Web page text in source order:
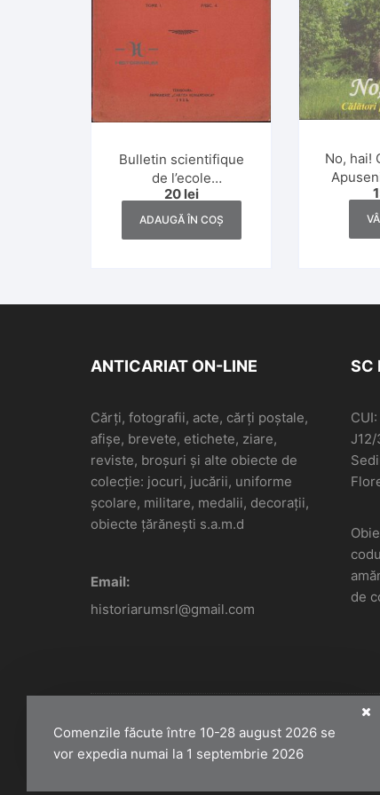
Comenzile făcute între 10-28 august 2026 se
vor expedia numai la 1 septembrie 2026
Bulletin scientifique
de l’ecole
polytechnique de
Timișoara, numerele
20 lei
ADAUGĂ ÎN COȘ
No, hai!
Vlad
Liviu
ANTICARIAT ON-LINE
Cărți, fotografii, acte, cărți poștale,
afișe, brevete, etichete, ziare,
reviste, broșuri și alte obiecte de
colecție: jocuri, jucării, uniforme
școlare, militare, medalii, decorații,
obiecte țărănești s.a.m.d
Email:
historiarumsrl@gmail.com
SC
de
Historiarum 2026 - Toate drepturile